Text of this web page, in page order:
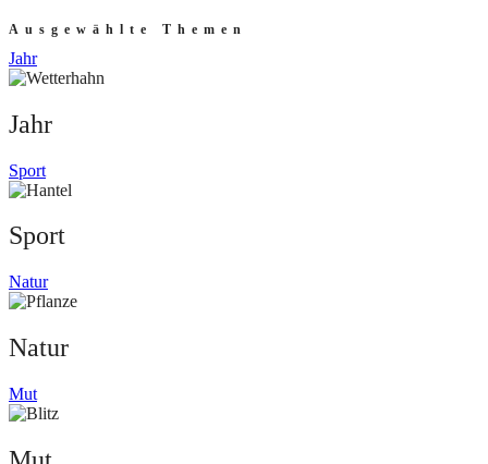
Ausgewählte Themen
Jahr
Jahr
Sport
Sport
Natur
Natur
Mut